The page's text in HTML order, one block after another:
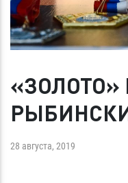
«ЗОЛОТО»
28 августа, 2019